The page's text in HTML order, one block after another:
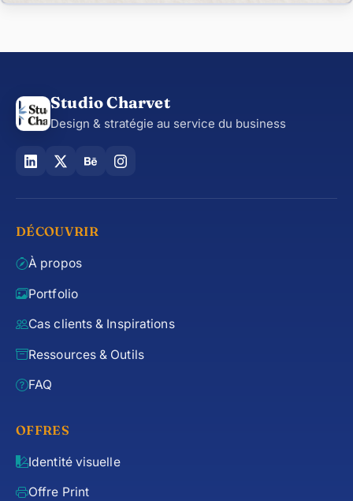
Studio Charvet
Design & stratégie au service du business
DÉCOUVRIR
À propos
Portfolio
Cas clients & Inspirations
Ressources & Outils
FAQ
OFFRES
Identité visuelle
Offre Print